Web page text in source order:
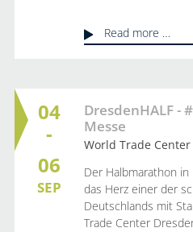
Read more …
04
-
06
SEP
DresdenHALF -
Messe
World Trade
Der Halbmarathon
das Herz einer der
Deutschlands mit
Trade Center